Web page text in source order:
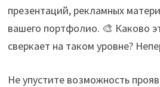
презентаций, рекламных
вашего портфолио. 🎨 Каково
сверкает на таком уровне?
Не упустите возможность